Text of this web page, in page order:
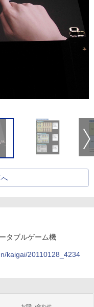
タブルゲーム機
kaigai/20110128_4234